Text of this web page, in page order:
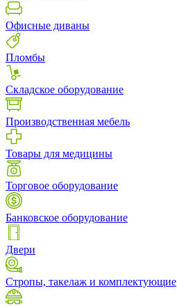
Офисные диваны
Пломбы
Складское оборудование
Производственная мебель
Товары для медицины
Торговое оборудование
Банковское оборудование
Двери
Стропы, такелаж и комплектующие